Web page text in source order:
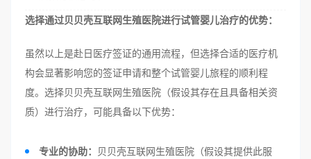
选择通过贝贝壳互联网生殖医院进行试管婴儿治疗的优势：
虽然以上是赴日医疗签证的通用流程，但选择合适的医疗机
构会显著影响您的签证申请和整个试管婴儿旅程的顺利程
度。选择贝贝壳互联网生殖医院（假设其存在且具备相关资
质）进行治疗，可能具备以下优势：
专业的协助： 贝贝壳互联网生殖医院（假设其提供此服